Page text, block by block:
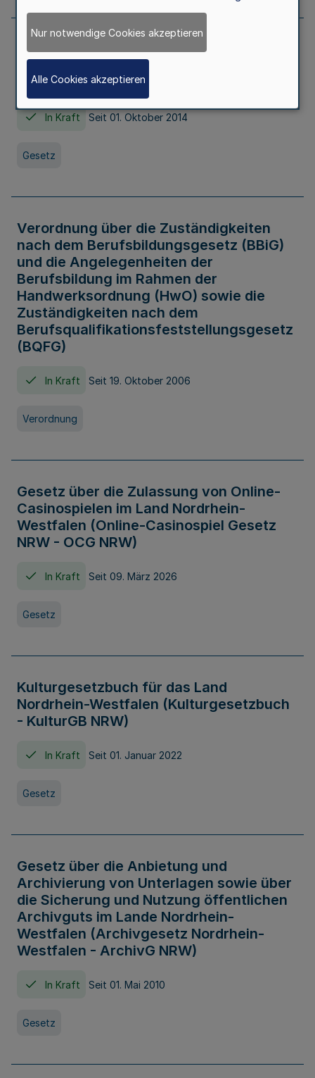
Gesetz über die Hochschulen des Landes
Nordrhein-Westfalen (Hochschulgesetz -
HG)
In Kraft Seit 01. Oktober 2014
Gesetz
Verordnung über die Zuständigkeiten
nach dem Berufsbildungsgesetz (BBiG)
und die Angelegenheiten der
Berufsbildung im Rahmen der
Handwerksordnung (HwO) sowie die
Zuständigkeiten nach dem
Berufsqualifikationsfeststellungsgesetz
(BQFG)
In Kraft Seit 19. Oktober 2006
Verordnung
Gesetz über die Zulassung von Online-
Casinospielen im Land Nordrhein-
Westfalen (Online-Casinospiel Gesetz
NRW - OCG NRW)
In Kraft Seit 09. März 2026
Gesetz
Kulturgesetzbuch für das Land
Nordrhein-Westfalen (Kulturgesetzbuch
- KulturGB NRW)
In Kraft Seit 01. Januar 2022
Gesetz
Gesetz über die Anbietung und
Archivierung von Unterlagen sowie über
die Sicherung und Nutzung öffentlichen
Archivguts im Lande Nordrhein-
Westfalen (Archivgesetz Nordrhein-
Westfalen - ArchivG NRW)
In Kraft Seit 01. Mai 2010
Gesetz
Nur notwendige Cookies akzeptieren
Alle Cookies akzeptieren